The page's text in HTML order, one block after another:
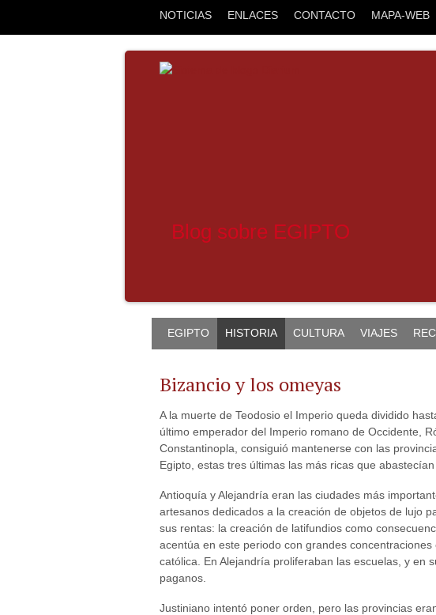
NOTICIAS ENLACES CONTACTO MAPA-WEB
Blog sobre EGIPTO
EGIPTO HISTORIA CULTURA VIAJES
Bizancio y los omeyas
A la muerte de Teodosio el Imperio queda dividido
último emperador del Imperio romano de Occidente,
Constantinopla, consiguió mantenerse con las
Egipto, estas tres últimas las más ricas que abastecían
Antioquía y Alejandría eran las ciudades más
artesanos dedicados a la creación de objetos de lujo
sus rentas: la creación de latifundios como
acentúa en este periodo con grandes
católica. En Alejandría proliferaban las escuelas, y en
paganos.
Justiniano intentó poner orden, pero las provincias